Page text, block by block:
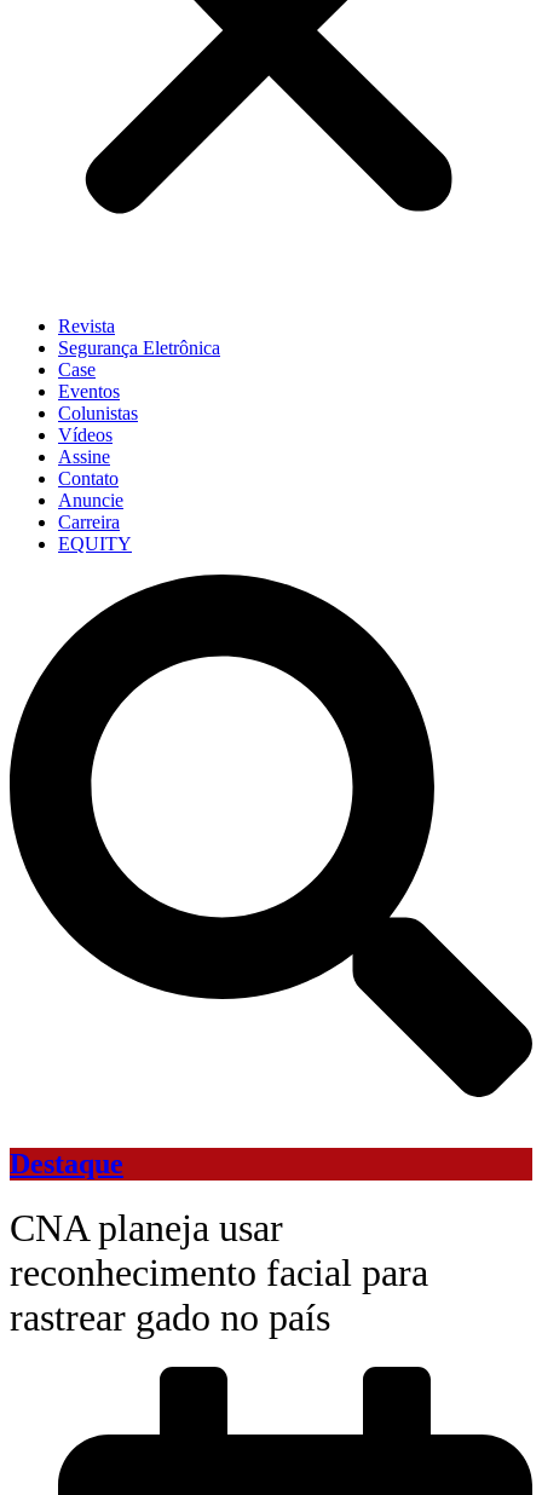
Revista
Segurança Eletrônica
Case
Eventos
Colunistas
Vídeos
Assine
Contato
Anuncie
Carreira
EQUITY
Destaque
CNA planeja usar
reconhecimento facial para
rastrear gado no país